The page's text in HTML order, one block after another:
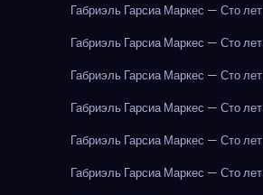
Габриэль Гарсиа Маркес — Сто
Габриэль Гарсиа Маркес — Сто
Габриэль Гарсиа Маркес — Сто
Габриэль Гарсиа Маркес — Сто
Габриэль Гарсиа Маркес — Сто
Габриэль Гарсиа Маркес — Сто